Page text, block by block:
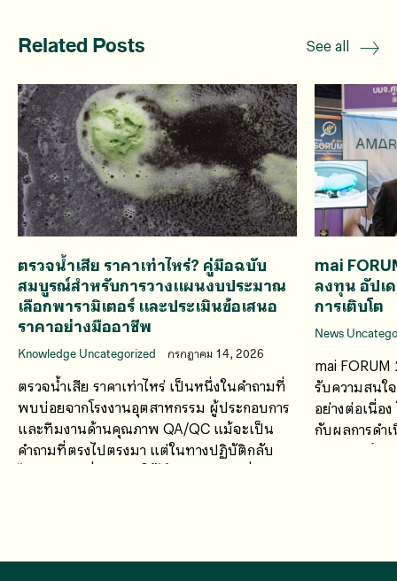
Related Posts See all
ตรวจน้ำเสีย ราคาเท่าไหร่? คู่มือฉบับ
สมบูรณ์สำหรับการวางแผนงบประมาณ
เลือกพารามิเตอร์ และประเมินข้อเสนอ
ราคาอย่างมืออาชีพ
Knowledge Uncategorized กรกฎาคม 14, 2026
ตรวจน้ำเสีย ราคาเท่าไหร่ เป็นหนึ่งในคำถามที่
พบบ่อยจากโรงงานอุตสาหกรรม ผู้ประกอบการ
และทีมงานด้านคุณภาพ QA/QC แม้จะเป็น
คำถามที่ตรงไปตรงมา แต่ในทางปฏิบัติกลับ
ไม่มีคำตอบที่สามารถใช้ได้กับทุกกรณี เนื่องจาก
mai
ลงทุน อัปเ
การเติบโต
News
mai
รับความสนใ
อย่างต่อเนื่อ
กับผลการดำ
ศักยภาพด้า